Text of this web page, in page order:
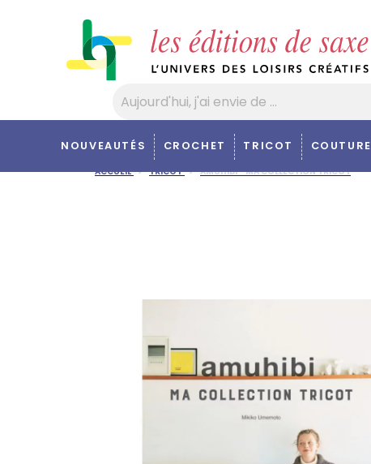
NOUVEAUTÉS CROCHET TRICOT COUTURE
ACCUEIL TRICOT AMUHIBI - MA COLLECTION TRICOT